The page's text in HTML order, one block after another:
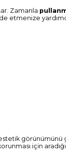
Zamanla
etmenize
estetik
için